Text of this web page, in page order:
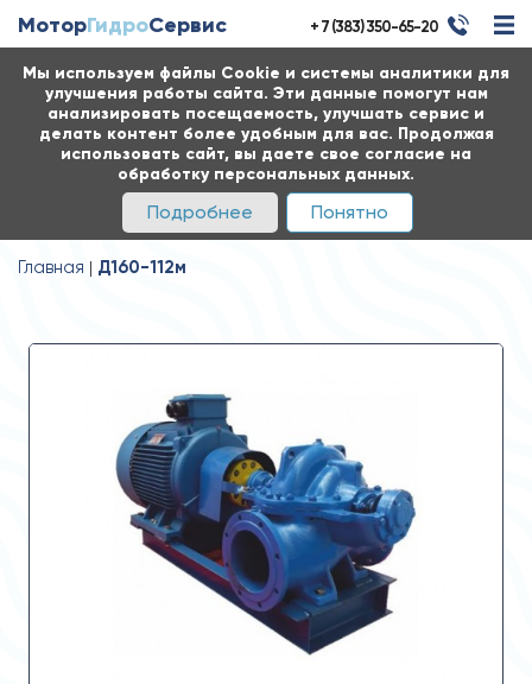
Мы используем файлы Cookie и системы аналитики для
улучшения работы сайта. Эти данные помогут нам
анализировать посещаемость, улучшать сервис и
делать контент более удобным для вас. Продолжая
использовать сайт, вы даете свое согласие на
обработку персональных данных.
Подробнее Понятно
МоторГидроСервис + 7 (383) 350-65-20
Главная Д160-112м